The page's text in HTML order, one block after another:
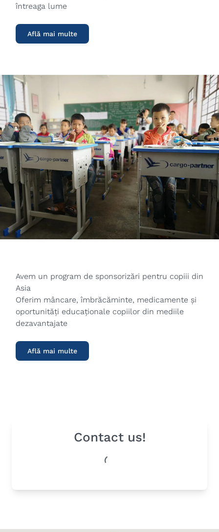
întreaga lume
Află mai multe
Avem un program de sponsorizări pentru copiii din
Asia
Oferim mâncare, îmbrăcăminte, medicamente și
oportunități educaționale copiilor din mediile
dezavantajate
Află mai multe
Contact us!